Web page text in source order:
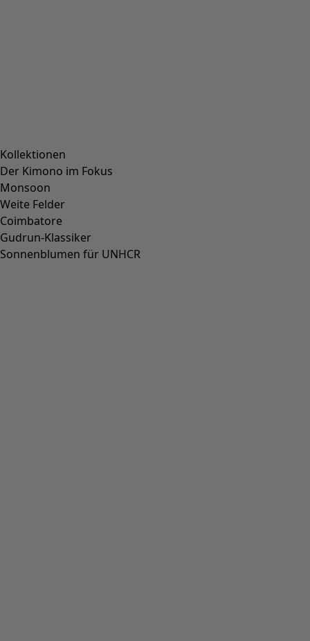
Kollektionen
Der Kimono im Fokus
Monsoon
Weite Felder
Coimbatore
Gudrun-Klassiker
Sonnenblumen für UNHCR